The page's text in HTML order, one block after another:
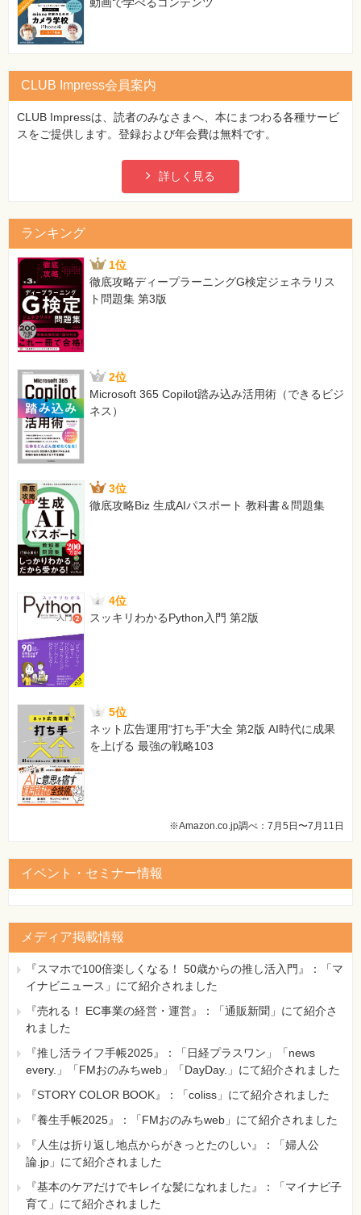
CLUB Impress会員案内
CLUB Impressは、読者のみなさまへ、本にまつわる各種サービ
スをご提供します。登録および年会費は無料です。
詳しく見る
ランキング
1位
徹底攻略ディープラーニングG検定ジェネラリス
ト問題集 第3版
2位
Microsoft 365 Copilot踏み込み活用術（できるビジ
ネス）
3位
徹底攻略Biz 生成AIパスポート 教科書＆問題集
4位
スッキリわかるPython入門 第2版
5位
ネット広告運用“打ち手”大全 第2版 AI時代に成果
を上げる 最強の戦略103
※Amazon.co.jp調べ：7月5日〜7月11日
イベント・セミナー情報
メディア掲載情報
『スマホで100倍楽しくなる！ 50歳からの推し活入門』：「マ
イナビニュース」にて紹介されました
『売れる！ EC事業の経営・運営』：「通販新聞」にて紹介さ
れました
『推し活ライフ手帳2025』：「日経プラスワン」「news
every.」「FMおのみちweb」「DayDay.」にて紹介されました
『STORY COLOR BOOK』：「coliss」にて紹介されました
『養生手帳2025』：「FMおのみちweb」にて紹介されました
『人生は折り返し地点からがきっとたのしい』：「婦人公
論.jp」にて紹介されました
『基本のケアだけでキレイな髪になれました』：「マイナビ子
育て」にて紹介されました